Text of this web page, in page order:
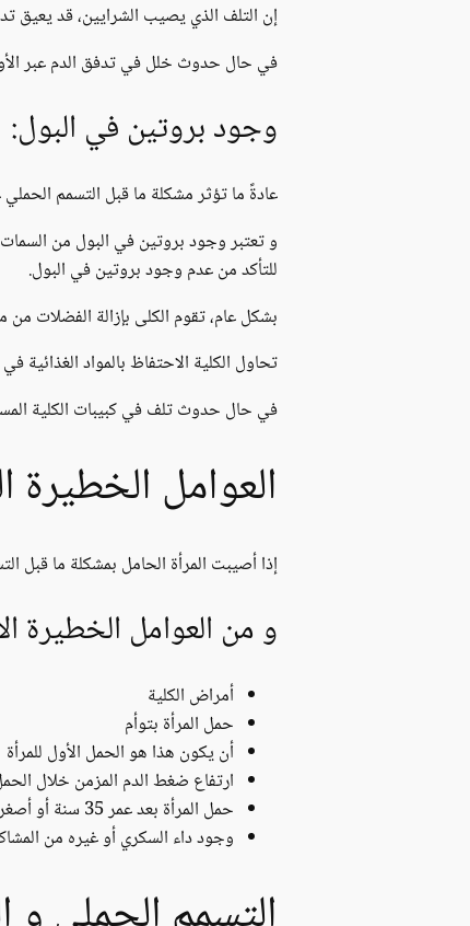
إن التلف الذي يصيب الشرايين، قد يعيق
في حال حدوث خلل في تدفق الدم عبر
وجود بروتين في البول:
عادةً ما تؤثر مشكلة ما قبل التسمم
و تعتبر وجود بروتين في البول من
للتأكد من عدم وجود بروتين في البول.
بشكل عام، تقوم الكلى بإزالة الفضلات
تحاول الكلية الاحتفاظ بالمواد الغذائية
في حال حدوث تلف في كبيبات الكلية
العوامل الخطيرة
إذا أصيبت المرأة الحامل بمشكلة ما قبل
و من العوامل الخطيرة
أمراض الكلية
حمل المرأة بتوأم
أن يكون هذا هو الحمل الأول للمرأة
ارتفاع ضغط الدم المزمن خلال
حمل المرأة بعد عمر 35 سنة أو أصغر من 20 سنة
وجود داء السكري أو غيره من